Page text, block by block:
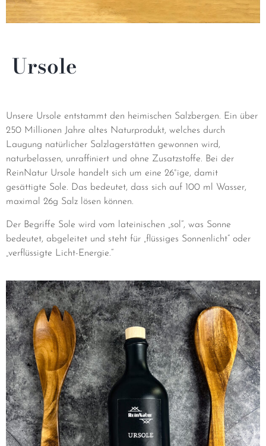
Ursole
Unsere Ursole entstammt den heimischen Salzbergen. Ein über
250 Millionen Jahre altes Naturprodukt, welches durch
Laugung natürlicher Salzlagerstätten gewonnen wird,
naturbelassen, unraffiniert und ohne Zusatzstoffe. Bei der
ReinNatur Ursole handelt sich um eine 26°ige, damit
gesättigte Sole. Das bedeutet, dass sich auf 100 ml Wasser,
maximal 26g Salz lösen können.
Der Begriffe Sole wird vom lateinischen „sol“, was Sonne
bedeutet, abgeleitet und steht für „flüssiges Sonnenlicht“ oder
„verflüssigte Licht-Energie.“